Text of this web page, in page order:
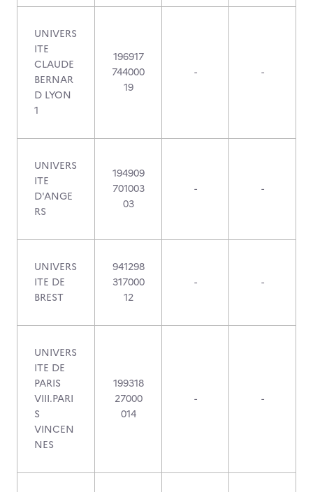
UNIVERS
ITE
CLAUDE
BERNAR
D LYON
1
196917
744000
19
- -
UNIVERS
ITE
D'ANGE
RS
194909
701003
03
- -
UNIVERS
ITE DE
BREST
941298
317000
12
- -
UNIVERS
ITE DE
PARIS
VIII.PARI
S
VINCEN
NES
199318
27000
014
- -